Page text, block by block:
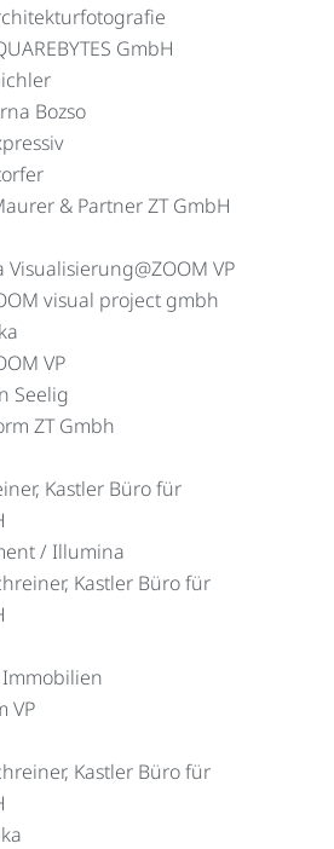
GmbH
Bozso
& Partner ZT GmbH
Visualisierung@ZOOM VP
visual project gmbh
VP
Seelig
ZT Gmbh
Kastler Büro für
/ Illumina
Kastler Büro für
VP
Kastler Büro für